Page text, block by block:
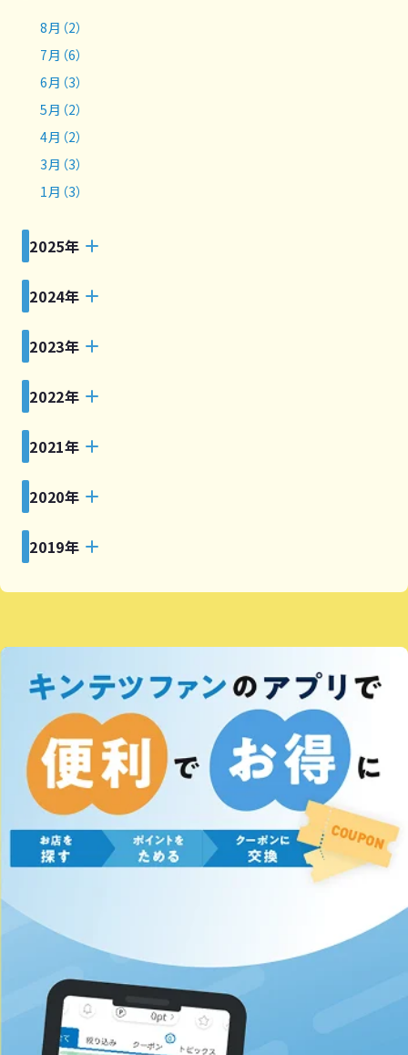
8月（2）
7月（6）
6月（3）
5月（2）
4月（2）
3月（3）
1月（3）
2025年
2024年
2023年
2022年
2021年
2020年
2019年